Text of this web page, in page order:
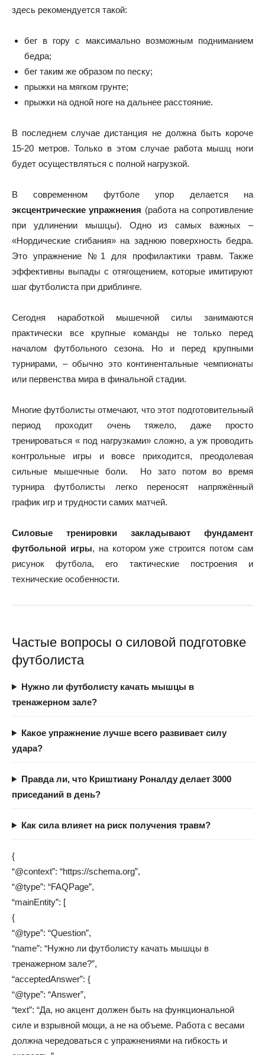
здесь рекомендуется такой:
бег в гору с максимально возможным подниманием
бедра;
бег таким же образом по песку;
прыжки на мягком грунте;
прыжки на одной ноге на дальнее расстояние.
В последнем случае дистанция не должна быть короче
15-20 метров. Только в этом случае работа мышц ноги
будет осуществляться с полной нагрузкой.
В современном футболе упор делается на
эксцентрические упражнения (работа на сопротивление
при удлинении мышцы). Одно из самых важных –
«Нордические сгибания» на заднюю поверхность бедра.
Это упражнение №1 для профилактики травм. Также
эффективны выпады с отягощением, которые имитируют
шаг футболиста при дриблинге.
Сегодня наработкой мышечной силы занимаются
практически все крупные команды не только перед
началом футбольного сезона. Но и перед крупными
турнирами, – обычно это континентальные чемпионаты
или первенства мира в финальной стадии.
Многие футболисты отмечают, что этот подготовительный
период проходит очень тяжело, даже просто
тренироваться « под нагрузками» сложно, а уж проводить
контрольные игры и вовсе приходится, преодолевая
сильные мышечные боли. Но зато потом во время
турнира футболисты легко переносят напряжённый
график игр и трудности самих матчей.
Силовые тренировки закладывают фундамент
футбольной игры, на котором уже строится потом сам
рисунок футбола, его тактические построения и
технические особенности.
Частые вопросы о силовой подготовке
футболиста
Нужно ли футболисту качать мышцы в
тренажерном зале?
Какое упражнение лучше всего развивает силу
удара?
Правда ли, что Криштиану Роналду делает 3000
приседаний в день?
Как сила влияет на риск получения травм?
{
“@context”: “https://schema.org”,
“@type”: “FAQPage”,
“mainEntity”: [
{
“@type”: “Question”,
“name”: “Нужно ли футболисту качать мышцы в
тренажерном зале?”,
“acceptedAnswer”: {
“@type”: “Answer”,
“text”: “Да, но акцент должен быть на функциональной
силе и взрывной мощи, а не на объеме. Работа с весами
должна чередоваться с упражнениями на гибкость и